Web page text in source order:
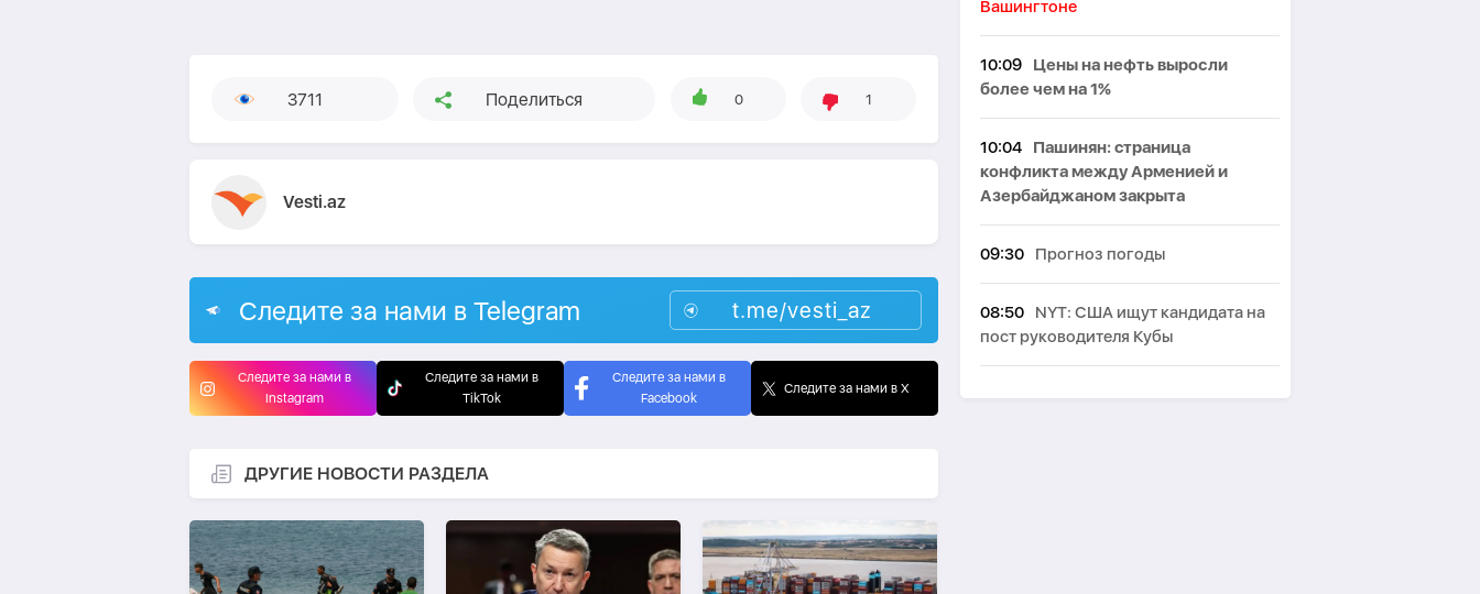
3711 Поделиться 0 1
Vesti.az
Следите за нами в Telegram t.me/vesti_az
Следите за нами в
Instagram
Следите за нами в
TikTok
Следите за нами в
Facebook
Следите за нами в X
ДРУГИЕ НОВОСТИ РАЗДЕЛА
Вашингтоне
10:09
Цены на нефть выросли
более чем на 1%
10:04
Пашинян: cтраница
конфликта между Арменией и
Азербайджаном закрыта
09:30 Прогноз погоды
08:50
NYT: США ищут кандидата на
пост руководителя Кубы
08:30 Курс валюты